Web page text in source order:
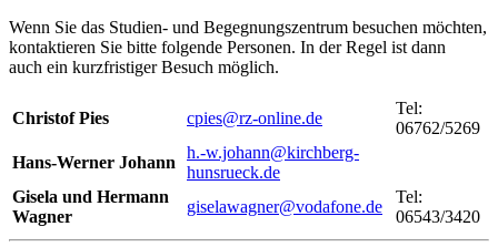
Wenn Sie das Studien- und Begegnungszentrum besuchen möchten,
kontaktieren Sie bitte folgende Personen. In der Regel ist dann
auch ein kurzfristiger Besuch möglich.
Christof Pies cpies@rz-online.de
Tel:
06762/5269
Hans-Werner Johann
h.-w.johann@kirchberg-
hunsrueck.de
Gisela und Hermann
Wagner
giselawagner@vodafone.de
Tel:
06543/3420